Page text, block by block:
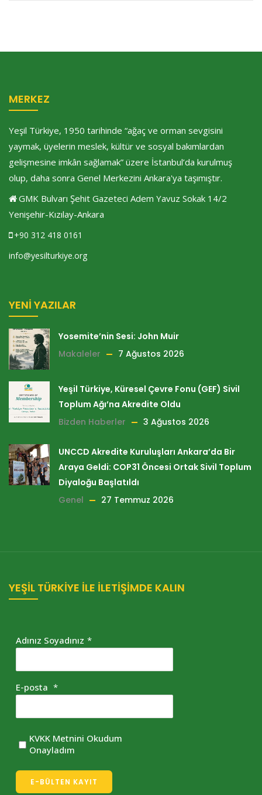
MERKEZ
Yeşil Türkiye, 1950 tarihinde “ağaç ve orman sevgisini
yaymak, üyelerin meslek, kültür ve sosyal bakımlardan
gelişmesine imkân sağlamak” üzere İstanbul’da kurulmuş
olup, daha sonra Genel Merkezini Ankara'ya taşımıştır.
GMK Bulvarı Şehit Gazeteci Adem Yavuz Sokak 14/2
Yenişehir-Kızılay-Ankara
+90 312 418 0161
info@yesilturkiye.org
YENI YAZILAR
Yosemite’nin Sesi: John Muir
Makaleler
7 Ağustos 2026
Yeşil Türkiye, Küresel Çevre Fonu (GEF) Sivil
Toplum Ağı’na Akredite Oldu
Bizden Haberler
3 Ağustos 2026
UNCCD Akredite Kuruluşları Ankara’da Bir
Araya Geldi: COP31 Öncesi Ortak Sivil Toplum
Diyaloğu Başlatıldı
Genel
27 Temmuz 2026
YEŞİL TÜRKİYE İLE İLETİŞİMDE KALIN
Adınız Soyadınız *
E-posta *
KVKK Metnini Okudum
Onayladım
E-BÜLTEN KAYIT